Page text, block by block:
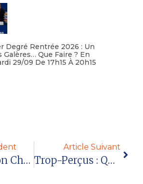
Degré Rentrée 2026 : Un
Galères… Que Faire ? En
29/09 De 17h15 À 20h15
Convocation Chez L’IEN : Que Faire ?
Article Suivant
Trop-Perçus : Quelles Obligations ?